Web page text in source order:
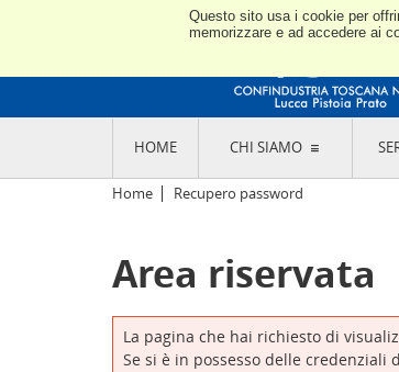
Questo sito usa i cookie per
memorizzare e ad accedere ai
HOME CHI SIAMO
L'ASSOCIAZIONE
CODICE ETICO E DEI VALORI ASSOCIATIVI
TRASPARENZA CONTRIBUTI PUBBLICI
L'INDUSTRIA E IL TERRITORIO DI LUCCA,
PISTOIA E PRATO
SEDI E CONTATTI
Home Recupero password
Area riservata
La pagina che hai richiesto di
Se si è in possesso delle credenziali